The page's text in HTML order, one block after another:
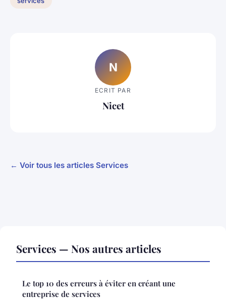
N
ECRIT PAR
Nicet
← Voir tous les articles Services
Services — Nos autres articles
Le top 10 des erreurs à éviter en créant une
entreprise de services